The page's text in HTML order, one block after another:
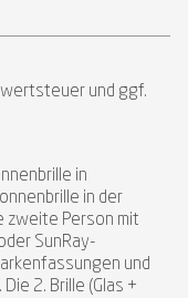
und ggf.
in
in der
zweite Person mit
SunRay-
und
2. Brille (Glas +